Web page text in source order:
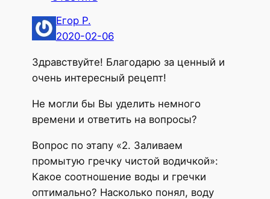
Егор Р.
2020-02-06
Здравствуйте! Благодарю за ценный и
очень интересный рецепт!
Не могли бы Вы уделить немного
времени и ответить на вопросы?
Вопрос по этапу «2. Заливаем
промытую гречку чистой водичкой»:
Какое соотношение воды и гречки
оптимально? Насколько понял, воду